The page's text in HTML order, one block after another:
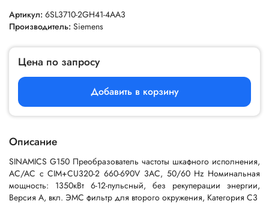
Артикул: 6SL3710-2GH41-4AA3
Производитель: Siemens
Цена по запросу
Добавить в корзину
Описание
SINAMICS G150 Преобразователь частоты шкафного исполнения,
AC/AC c CIM+CU320-2 660-690V 3AC, 50/60 Hz Номинальная
мощность: 1350кВт 6-12-пульсный, без рекуперации энергии,
Версия А, вкл. ЭМС фильтр для второго окружения, Категория C3